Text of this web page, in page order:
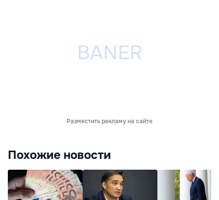
Разместить рекламу на сайте
Похожие новости